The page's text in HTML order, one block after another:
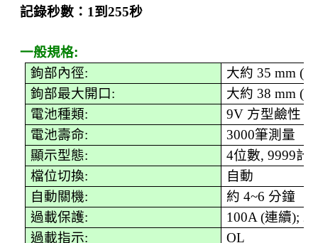
記錄秒數： 1到 255秒
一般規格:
鉤部內徑: 大約 35 mm
鉤部最大開口 : 大約 38 mm
電池種類: 9V 方型鹼性
電池壽命: 3000筆測量
顯示型態: 4位數, 9999計
檔位切換:
自動
自動關機: 約 4~6分鐘
過載保護: 100A (連續);
過載指示:
OL